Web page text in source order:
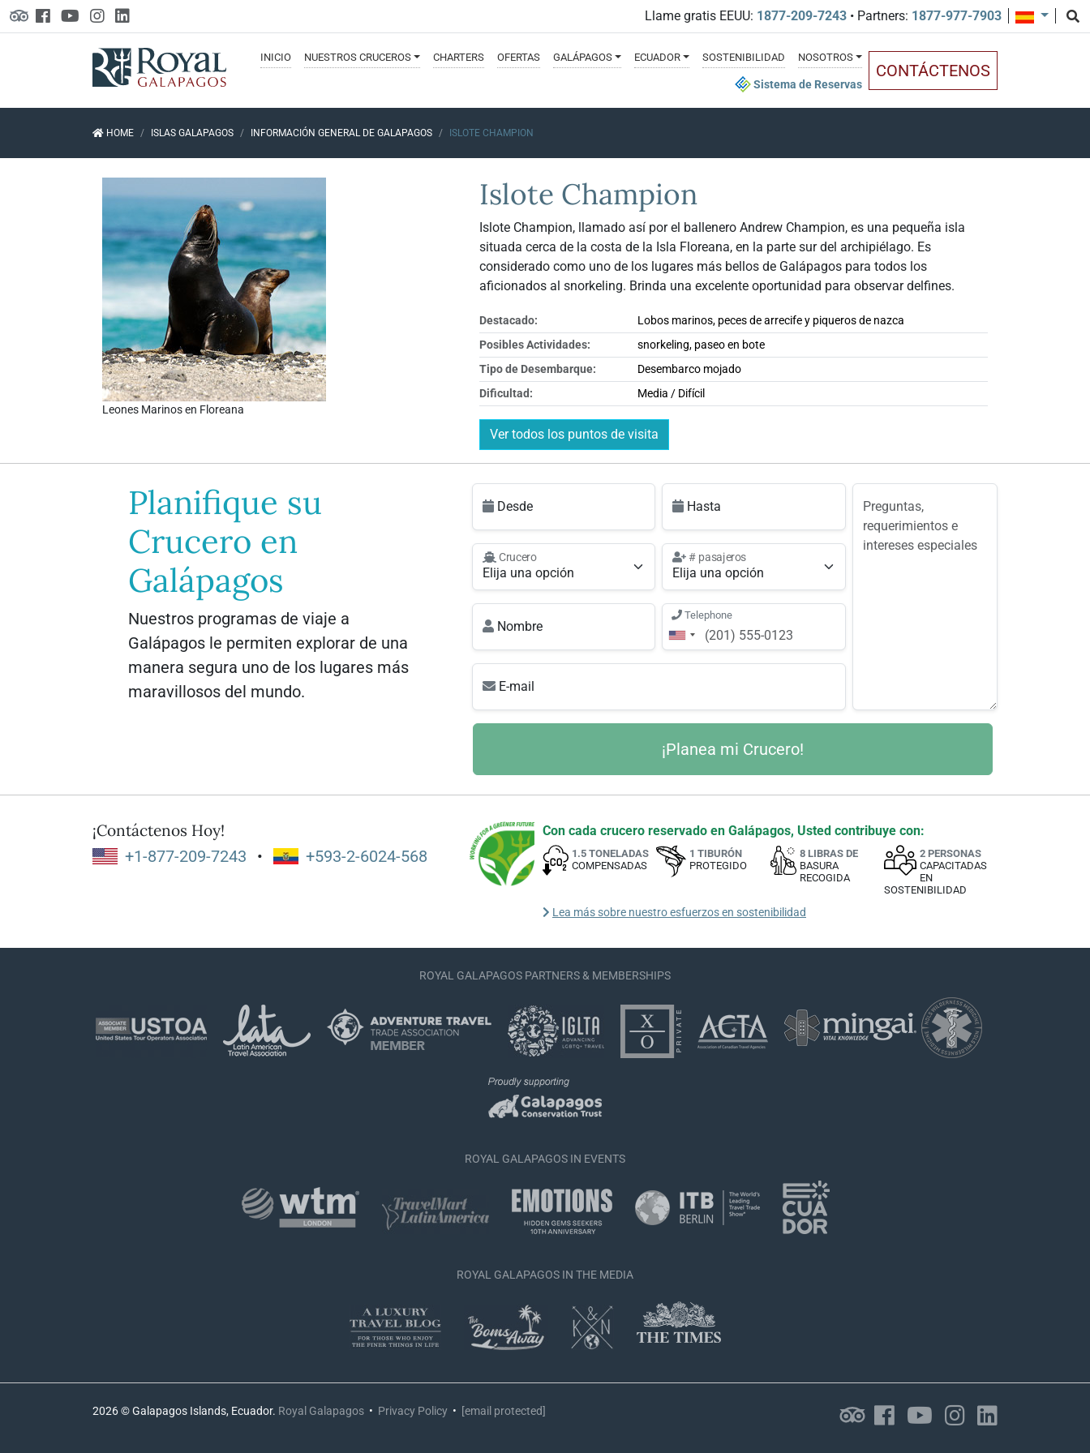
Llame gratis EEUU: 1877-209-7243 • Partners: 1877-977-7903
INICIO NUESTROS CRUCEROS CHARTERS OFERTAS GALÁPAGOS ECUADOR SOSTENIBILIDAD NOSOTROS
Sistema de Reservas
CONTÁCTENOS
HOME ISLAS GALAPAGOS INFORMACIÓN GENERAL DE GALAPAGOS ISLOTE CHAMPION
Leones Marinos en Floreana
Islote Champion
Islote Champion, llamado así por el ballenero Andrew Champion, es una pequeña isla
situada cerca de la costa de la Isla Floreana, en la parte sur del archipiélago. Es
considerado como uno de los lugares más bellos de Galápagos para todos los
aficionados al snorkeling. Brinda una excelente oportunidad para observar delfines.
Destacado:
Lobos marinos, peces de arrecife y piqueros de nazca
Posibles Actividades:
snorkeling, paseo en bote
Tipo de Desembarque:
Desembarco mojado
Dificultad:
Media / Difícil
Ver todos los puntos de visita
Planifique su
Crucero en
Galápagos
Nuestros programas de viaje a
Galápagos le permiten explorar de una
manera segura uno de los lugares más
maravillosos del mundo.
Desde Hasta
Crucero # pasajeros
Nombre
Telephone
E-mail
¡Contáctenos Hoy!
+1-877-209-7243
• +593-2-6024-568
Con cada crucero reservado en Galápagos, Usted contribuye con:
1.5 TONELADAS
COMPENSADAS
1 TIBURÓN
PROTEGIDO
8 LIBRAS DE
BASURA
RECOGIDA
2 PERSONAS
CAPACITADAS
EN
SOSTENIBILIDAD
Lea más sobre nuestro esfuerzos en sostenibilidad
ROYAL GALAPAGOS PARTNERS & MEMBERSHIPS
ROYAL GALAPAGOS IN EVENTS
ROYAL GALAPAGOS IN THE MEDIA
2026 © Galapagos Islands, Ecuador. Royal Galapagos • Privacy Policy • [email protected]